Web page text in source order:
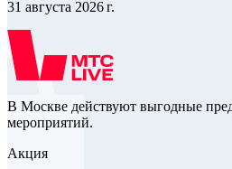
31 августа 2026 г.
В Москве действуют выгодные
мероприятий.
Акция